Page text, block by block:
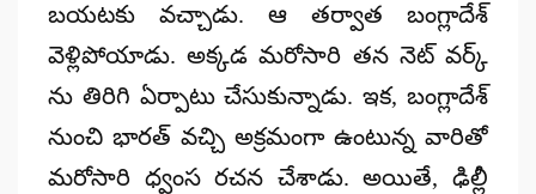
బయటకు వచ్చాడు. ఆ తర్వాత బంగ్లాదేశ్
వెళ్లిపోయాడు. అక్కడ మరోసారి తన నెట్ వర్క్
ను తిరిగి ఏర్పాటు చేసుకున్నాడు. ఇక, బంగ్లాదేశ్
నుంచి భారత్ వచ్చి అక్రమంగా ఉంటున్న వారితో
మరోసారి ధ్వంస రచన చేశాడు. అయితే, ఢిల్లీ